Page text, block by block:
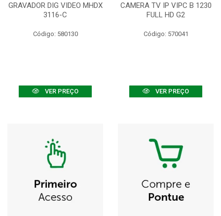
GRAVADOR DIG VIDEO MHDX
3116-C
Código: 580130
VER PREÇO
CAMERA TV IP VIPC B 1230
FULL HD G2
Código: 570041
VER PREÇO